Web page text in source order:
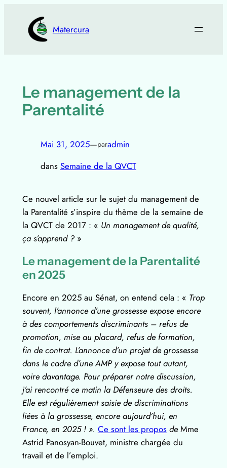
contenu
Matercura
Le management de la
Parentalité
Mai 31, 2025—paradmin
dans Semaine de la QVCT
Ce nouvel article sur le sujet du management de
la Parentalité s’inspire du thème de la semaine de
la QVCT de 2017 : « Un management de qualité,
ça s’apprend ?»
Le management de la Parentalité
en 2025
Encore en 2025 au Sénat, on entend cela : « Trop
souvent, l’annonce d’une grossesse expose encore
à des comportements discriminants –⁠ refus de
promotion, mise au placard, refus de formation,
fin de contrat. L’annonce d’un projet de grossesse
dans le cadre d’une AMP y expose tout autant,
voire davantage. Pour préparer notre discussion,
j’ai rencontré ce matin la Défenseure des droits.
Elle est régulièrement saisie de discriminations
liées à la grossesse, encore aujourd’hui, en
France, en 2025 ! ». Ce sont les propos deMme
Astrid Panosyan-Bouvet, ministre chargée du
travail et de l’emploi.